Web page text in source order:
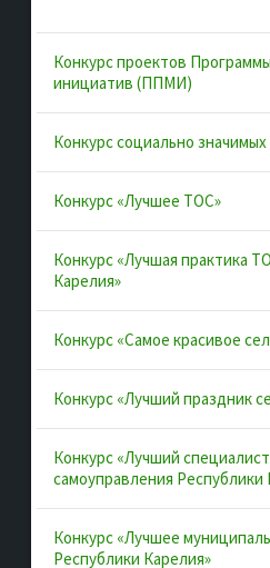
Документы
Муниципальные образования
Конкурсы и лучшие практики
Контакты
Полезные ссылки
Инициативы Карелии
ВАРМСУ
Конкурс проектов
инициатив (ППМИ)
Конкурс социально
Конкурс «Лучшее ТОС»
Конкурс «Лучшая практика
Карелия»
Конкурс «Самое красивое
Конкурс «Лучший праздник
Конкурс «Лучший
самоуправления Республики
Конкурс «Лучшее
Республики Карелия»